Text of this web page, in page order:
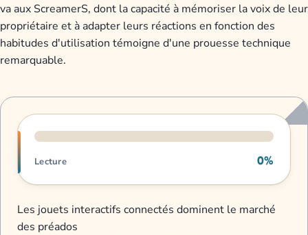
va aux ScreamerS, dont la capacité à mémoriser la voix de leur
propriétaire et à adapter leurs réactions en fonction des
habitudes d'utilisation témoigne d'une prouesse technique
remarquable.
Progression de lecture
Lecture 0%
Les jouets interactifs connectés dominent le marché
des préados